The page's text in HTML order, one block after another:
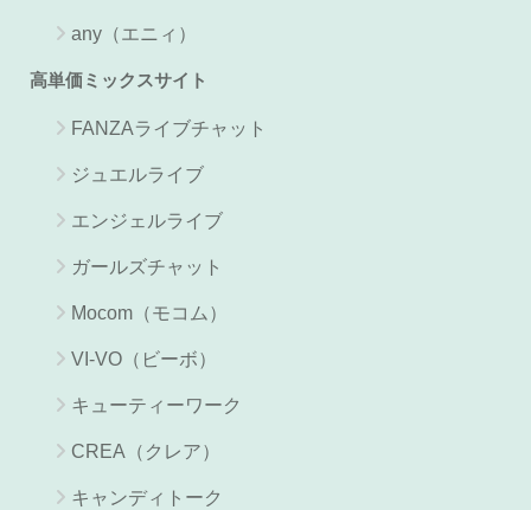
any（エニィ）
高単価ミックスサイト
FANZAライブチャット
ジュエルライブ
エンジェルライブ
ガールズチャット
Mocom（モコム）
VI-VO（ビーボ）
キューティーワーク
CREA（クレア）
キャンディトーク